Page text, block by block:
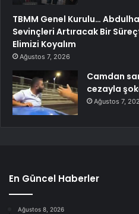
TBMM Genel Kurulu…
Sevinçleri Artıracak Bir
Elimizi Koyalım
Ağustos 7, 2026
Camdan
cezayla
Ağustos 7,
En Güncel Haberler
Ağustos 8, 2026